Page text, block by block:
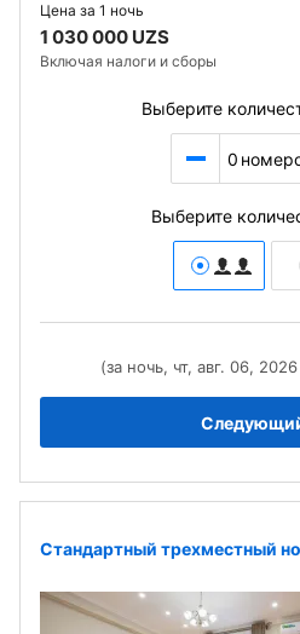
Цена за 1 ночь
1 030 000 UZS
Включая налоги и сборы
Выберите
0
Выберите
(за ночь, чт, авг. 06,
Стандартный трехместный